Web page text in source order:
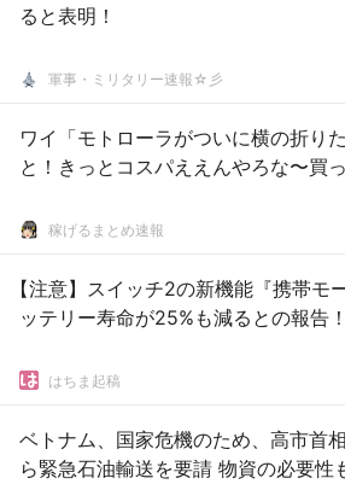
ると表明！
軍事・ミリタリー速報☆彡
ワイ「モトローラがついに横の折り
と！きっとコスパええんやろな〜買っ
稼げるまとめ速報
【注意】スイッチ2の新機能『携帯モ
ッテリー寿命が25%も減るとの報告
はちま起稿
ベトナム、国家危機のため、高市首
ら緊急石油輸送を要請 物資の必要性も詳